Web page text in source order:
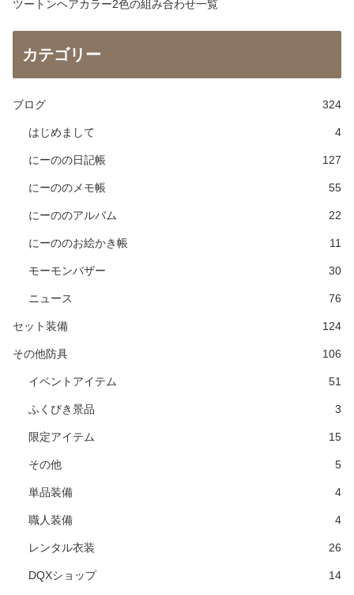
ツートンヘアカラー2色の組み合わせ一覧
カテゴリー
ブログ 324
はじめまして 4
にーのの日記帳 127
にーののメモ帳 55
にーののアルバム 22
にーののお絵かき帳 11
モーモンバザー 30
ニュース 76
セット装備 124
その他防具 106
イベントアイテム 51
ふくびき景品 3
限定アイテム 15
その他 5
単品装備 4
職人装備 4
レンタル衣装 26
DQXショップ 14